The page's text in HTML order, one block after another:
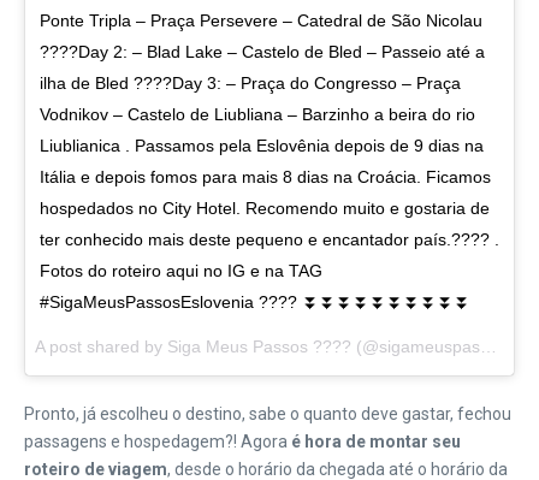
Ponte Tripla – Praça Persevere – Catedral de São Nicolau
????Day 2: – Blad Lake – Castelo de Bled – Passeio até a
ilha de Bled ????Day 3: – Praça do Congresso – Praça
Vodnikov – Castelo de Liubliana – Barzinho a beira do rio
Liublianica . Passamos pela Eslovênia depois de 9 dias na
Itália e depois fomos para mais 8 dias na Croácia. Ficamos
hospedados no City Hotel. Recomendo muito e gostaria de
ter conhecido mais deste pequeno e encantador país.???? .
Fotos do roteiro aqui no IG e na TAG
#SigaMeusPassosEslovenia ???? ⏬⏬⏬⏬⏬⏬⏬⏬⏬⏬
Pronto, já escolheu o destino, sabe o quanto deve gastar, fechou
passagens e hospedagem?! Agora é hora de montar seu
roteiro de viagem, desde o horário da chegada até o horário da